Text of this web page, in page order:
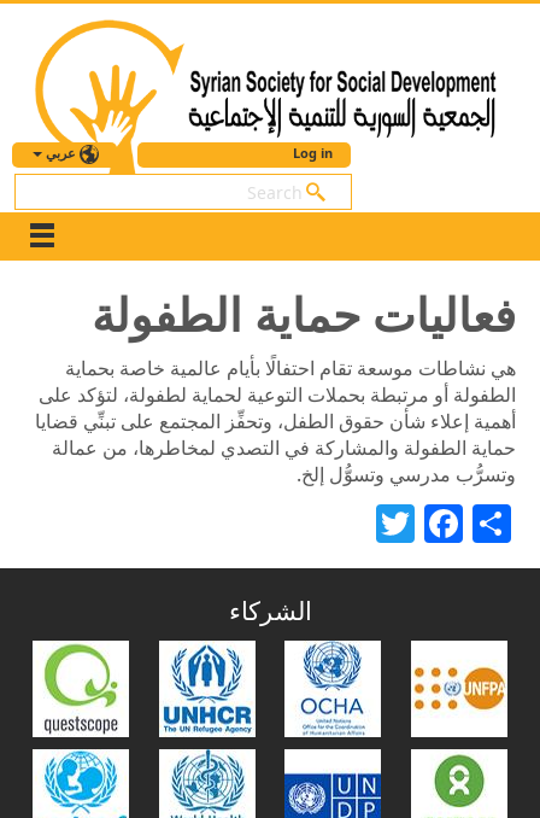
عربي Log in
بحث
فعاليات حماية الطفولة
هي نشاطات موسعة تقام احتفالًا بأيام عالمية خاصة بحماية
الطفولة أو مرتبطة بحملات التوعية لحماية لطفولة، لتؤكد على
أهمية إعلاء شأن حقوق الطفل، وتحفِّز المجتمع على تبنِّي قضايا
حماية الطفولة والمشاركة في التصدي لمخاطرها، من عمالة
وتسرُّب مدرسي وتسوُّل إلخ.
Share
Facebook
الشركاء